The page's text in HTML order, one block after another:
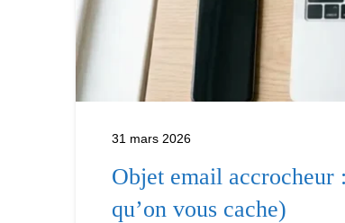
31 mars 2026
Objet email accrocheur
qu’on vous cache)